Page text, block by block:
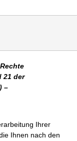
21 der
–
Ihrer
Ihnen nach den